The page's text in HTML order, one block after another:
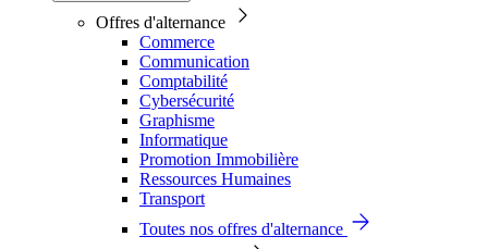
Offres d'alternance
Commerce
Communication
Comptabilité
Cybersécurité
Graphisme
Informatique
Promotion Immobilière
Ressources Humaines
Transport
Toutes nos offres d'alternance